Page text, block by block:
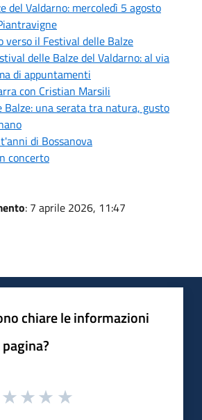
del Valdarno: mercoledì 5 agosto
verso il Festival delle Balze
delle Balze del Valdarno: al via
di appuntamenti
con Cristian Marsili
Balze: una serata tra natura, gusto
di Bossanova
concerto
: 7 aprile 2026, 11:47
chiare le informazioni